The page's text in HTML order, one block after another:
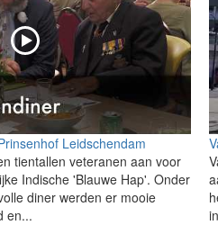
Leidschendam
tientallen veteranen aan voor
Indische 'Blauwe Hap'. Onder
diner werden er mooie
en...